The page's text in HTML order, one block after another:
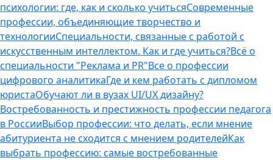
психологии: где, как и сколько учитьсяСовременные
профессии, объединяющие творчество и
технологииСпециальности, связанные с работой с
искусственным интеллектом. Как и где учиться?Всё о
специальности "Реклама и PR"Все о профессии
цифрового аналитикаГде и кем работать с дипломом
юристаОбучают ли в вузах UI/UX дизайну?
Востребованность и престижность профессии педагога
в РоссииВыбор профессии: что делать, если мнение
абитуриента не сходится с мнением родителейКак
выбрать профессию: самые востребованные